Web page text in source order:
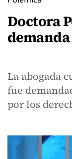
Doctora
La abogada
fue
por los